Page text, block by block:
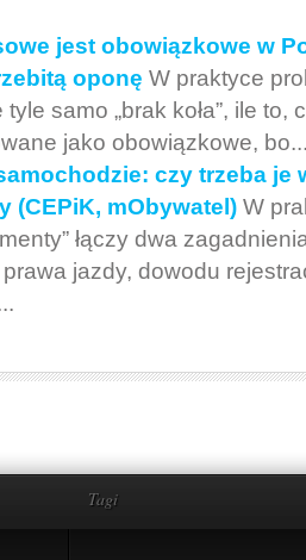
jest obowiązkowe w
oponę W praktyce
samo „brak koła”, ile to,
jako obowiązkowe,
czy trzeba je
(CEPiK, mObywatel) W
łączy dwa
jazdy, dowodu
Tagi